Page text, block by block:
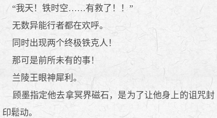
“我天！铁时空……有救了！！”
无数异能行者都在欢呼。
同时出现两个终极铁克人！
那可是前所未有的事！
兰陵王眼神犀利。
顾墨指定他去拿冥界磁石，是为了让他身上的诅咒封
印鬆动。